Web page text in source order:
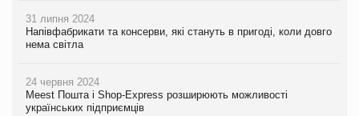
31 липня 2024
Напівфабрикати та консерви, які стануть в пригоді, коли довго
нема світла
24 червня 2024
Meest Пошта і Shop-Express розширюють можливості
українських підприємців